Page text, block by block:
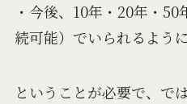
・今後、10年・20年・
続可能）でいられるよう
ということが必要で、で